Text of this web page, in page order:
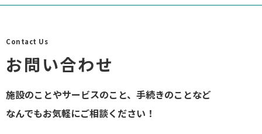
Contact Us
お問い合わせ
施設のことやサービスのこと、手続きのことなど
なんでもお気軽にご相談ください！